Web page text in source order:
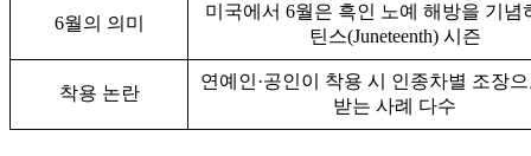
6월의 의미
미국에서 6월은 흑인 노예 해방을 기념
틴스(Juneteenth) 시즌
착용 논란
연예인·공인이 착용 시 인종차별 조장
받는 사례 다수